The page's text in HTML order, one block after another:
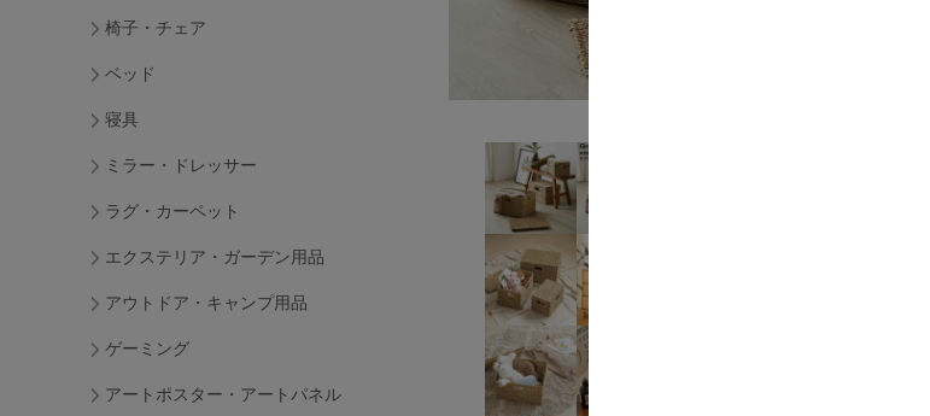
椅子・チェア
ベッド
寝具
ミラー・ドレッサー
ラグ・カーペット
エクステリア・ガーデン用品
アウトドア・キャンプ用品
ゲーミング
アートポスター・アートパネル